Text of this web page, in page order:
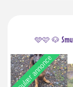
🩵🩷 🐶
Populær annonce